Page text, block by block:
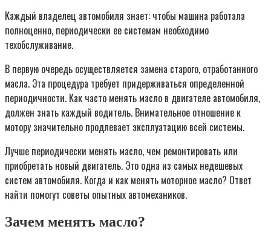
Каждый владелец автомобиля знает: чтобы машина работала
полноценно, периодически ее системам необходимо
техобслуживание.
В первую очередь осуществляется замена старого, отработанного
масла. Эта процедура требует придерживаться определенной
периодичности. Как часто менять масло в двигателе автомобиля,
должен знать каждый водитель. Внимательное отношение к
мотору значительно продлевает эксплуатацию всей системы.
Лучше периодически менять масло, чем ремонтировать или
приобретать новый двигатель. Это одна из самых недешевых
систем автомобиля. Когда и как менять моторное масло? Ответ
найти помогут советы опытных автомехаников.
Зачем менять масло?